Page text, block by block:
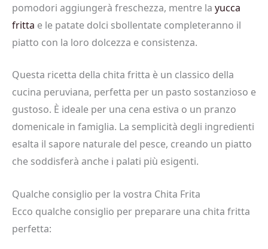
pomodori aggiungerà freschezza, mentre la yucca
fritta e le patate dolci sbollentate completeranno il
piatto con la loro dolcezza e consistenza.
Questa ricetta della chita fritta è un classico della
cucina peruviana, perfetta per un pasto sostanzioso e
gustoso. È ideale per una cena estiva o un pranzo
domenicale in famiglia. La semplicità degli ingredienti
esalta il sapore naturale del pesce, creando un piatto
che soddisferà anche i palati più esigenti.
Qualche consiglio per la vostra Chita Frita
Ecco qualche consiglio per preparare una chita fritta
perfetta: